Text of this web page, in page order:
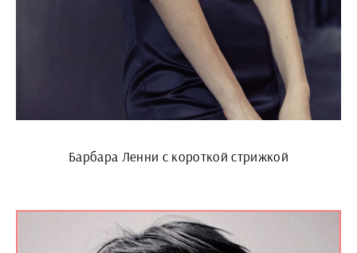
Барбара Ленни с короткой стрижкой